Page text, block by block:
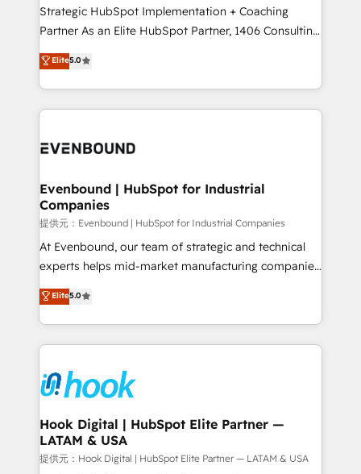
companies that divide their offer into 4
Competence Centers: Smart Manufacturing,
The synergies generated by these integrations,
together with the combination of talents, skills,
to accompany companies on their digital
Strategic HubSpot Implementation + Coaching
Partner As an Elite HubSpot Partner, 1406 Consulting
helps mid-market revenue teams transform how
they sell, market, and serve. We don't just build your
HubSpot—we teach your team to own it, then stay
to help you keep winning. What We Do ⚙️ CRM
Data & Content 📈 Sales & Marketing Alignment +
Agent Creation 🔄 Custom Integrations & Data
Migration Why 1406 We become part of your team.
Your team learns while we build. We fix what others
broke. Built for mid-market reality—practical
solutions that work with your actual headcount and
HubSpot partners 🔄 Top 5% globally in client
retention 📅 8+ years of consistent results since 2017
move beyond spreadsheets into unified systems
that drive real business results.
Elite5.0
Evenbound | HubSpot for Industrial
Companies
提供元：Evenbound | HubSpot for Industrial Companies
At Evenbound, our team of strategic and technical
experts helps mid-market manufacturing companies
achieve real growth. We specialize in delivering
tailored solutions that drive results by leveraging
HubSpot’s platform and data to fuel success.
Technical Solutions: - HubSpot Technical Consulting -
Onboarding - Data Migration & Integrations -
Technical Audit & Optimization Strategic Solutions: -
Revenue Operations - Inbound Marketing -
Outbound Marketing - HubSpot CMS Website
Design & Development We empower our clients to
Elite5.0
Hook Digital | HubSpot Elite Partner —
LATAM & USA
提供元：Hook Digital | HubSpot Elite Partner — LATAM & USA